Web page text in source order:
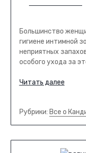
Большинство
гигиене интимной
неприятных
особого ухода за
Читать далее
Рубрики: Все о